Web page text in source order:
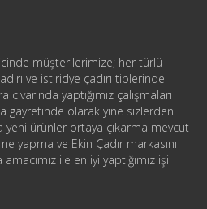
müşterilerimize; her türlü
ve istiridye çadırı tiplerinde
yaptığımız çalışmaları
gayretinde olarak yine sizlerden
ürünler ortaya çıkarma mevcut
yapma ve Ekin Çadır markasını
ile en iyi yaptığımız işi